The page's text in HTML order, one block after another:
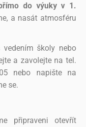
do výuky v 1.
a nasát atmosféru
školy nebo
a zavolejte na tel.
nebo napište na
se.
připraveni otevřít